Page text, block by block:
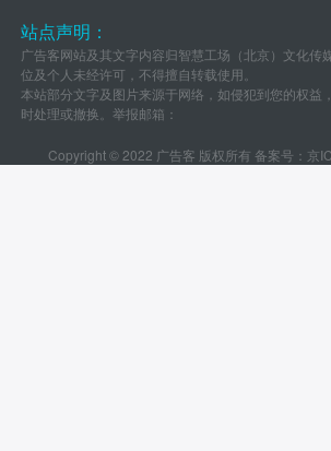
站点声明：
广告客网站及其文字内容归智慧工场（北京）文化传
位及个人未经许可，不得擅自转载使用。
本站部分文字及图片来源于网络，如侵犯到您的权益
时处理或撤换。举报邮箱：
Copyright © 2022 广告客 版权所有 备案号： 京